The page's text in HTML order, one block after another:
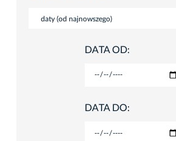
DATA OD:
DATA DO: